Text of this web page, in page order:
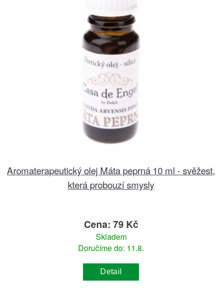
Aromaterapeutický olej Máta peprná 10 ml - svěžest,
která probouzí smysly
Cena: 79 Kč
Skladem
Doručíme do: 11.8.
Detail